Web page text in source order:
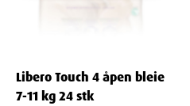
Libero Touch 4 åpen bleie
7-11 kg 24 stk